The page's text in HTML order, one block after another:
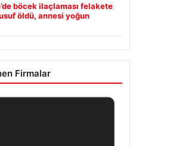
böcek ilaçlaması felakete
öldü, annesi yoğun
Firmalar